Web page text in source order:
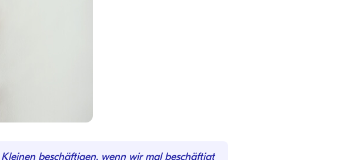
beschäftigen, wenn wir mal beschäftigt